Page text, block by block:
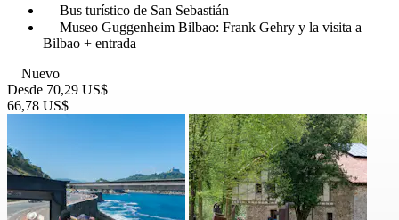
Bus turístico de San Sebastián
Museo Guggenheim Bilbao: Frank Gehry y la visita a
Bilbao + entrada
Nuevo
Desde 70,29 US$
66,78 US$